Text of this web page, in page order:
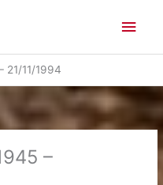
21/11/1994
–